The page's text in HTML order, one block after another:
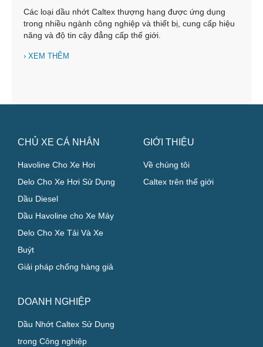
Các loại dầu nhớt Caltex thượng hạng được ứng dụng
trong nhiều ngành công nghiệp và thiết bị, cung cấp hiệu
năng và độ tin cậy đẳng cấp thế giới.
XEM THÊM
CHỦ XE CÁ NHÂN
Havoline Cho Xe Hơi
Delo Cho Xe Hơi Sử Dụng
Dầu Diesel
Dầu Havoline cho Xe Máy
Delo Cho Xe Tải Và Xe
Buýt
Giải pháp chống hàng giả
DOANH NGHIỆP
Dầu Nhớt Caltex Sử Dụng
trong Công nghiệp
GIỚI THIỆU
Về chúng tôi
Caltex trên thế giới